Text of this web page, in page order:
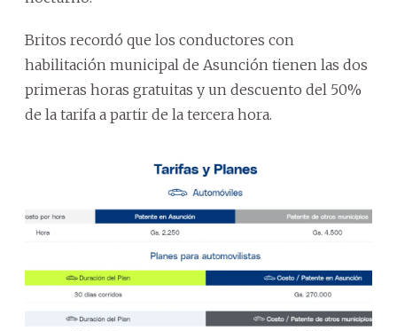
Britos recordó que los conductores con
habilitación municipal de Asunción tienen las dos
primeras horas gratuitas y un descuento del 50%
de la tarifa a partir de la tercera hora.